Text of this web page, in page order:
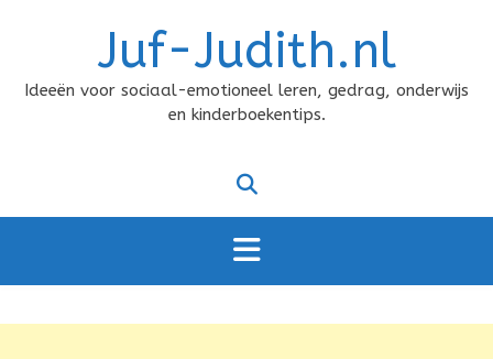
Juf-Judith.nl
Ideeën voor sociaal-emotioneel leren, gedrag, onderwijs
en kinderboekentips.